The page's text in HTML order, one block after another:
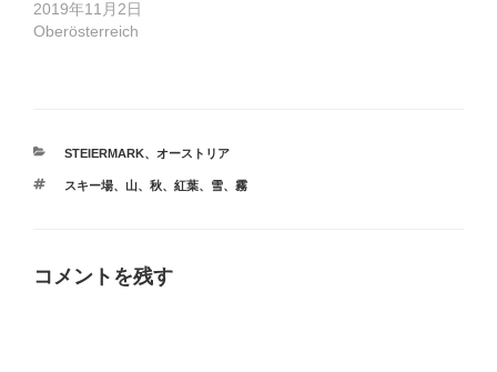
2019年11月2日
Oberösterreich
カ
ゴ
STEIERMARK、 オーストリア
タ
スキー場、 山、 秋、 紅葉、 雪、 霧
コメントを残す